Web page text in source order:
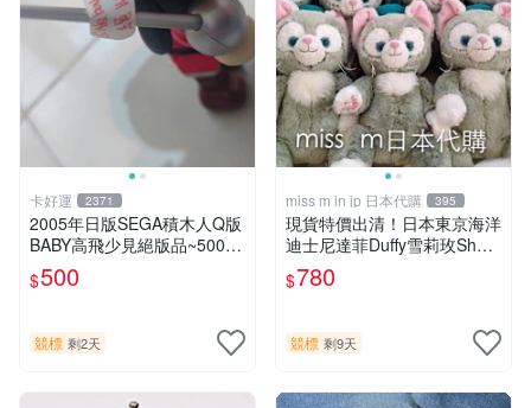
卡好運 2371
2005年日版SEGA積木人Q版
BABY高飛少見絕版品~500元
起標
$500
競標 剩2天
miss m in jp 日本代購 395
現貨特價出清！日本東京海洋
迪士尼達菲Duffy雪莉玫Shelli
emay好朋友gelatoni貓咪玩
偶
$780
競標 剩9天